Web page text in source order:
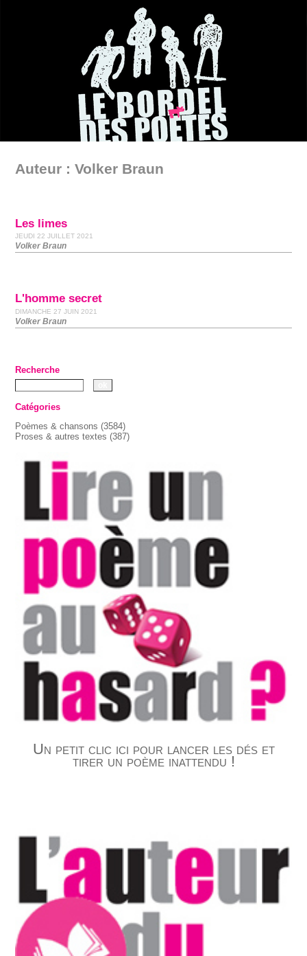
Auteur : Volker Braun
Les limes
JEUDI 22 JUILLET 2021
Volker Braun
L'homme secret
DIMANCHE 27 JUIN 2021
Volker Braun
Recherche
Catégories
Poèmes & chansons (3584)
Proses & autres textes (387)
Un petit clic ici pour lancer les dés et
tirer un poème inattendu !